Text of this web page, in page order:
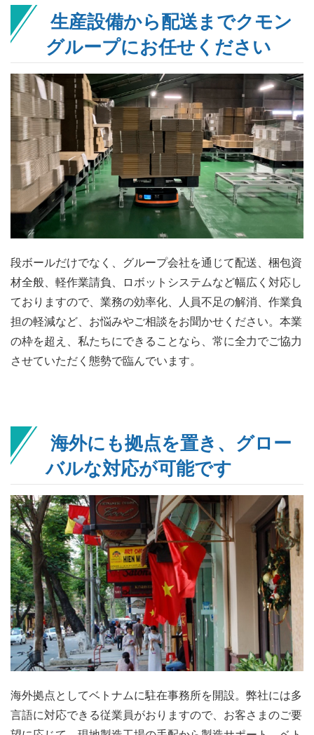
生産設備から配送までクモン
グループにお任せください
段ボールだけでなく、グループ会社を通じて配送、梱包資
材全般、軽作業請負、ロボットシステムなど幅広く対応し
ておりますので、業務の効率化、人員不足の解消、作業負
担の軽減など、お悩みやご相談をお聞かせください。本業
の枠を超え、私たちにできることなら、常に全力でご協力
させていただく態勢で臨んでいます。
海外にも拠点を置き、グロー
バルな対応が可能です
海外拠点としてベトナムに駐在事務所を開設。弊社には多
言語に対応できる従業員がおりますので、お客さまのご要